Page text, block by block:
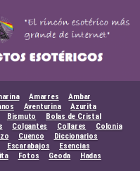
Amarres
Ambar
Aventurina
Azurita
Bismuto
Bolas de Cristal
Colgantes Collares
Colonia
Cuenco
Diccionarios
Escarabajos
Esencias
Fotos Geoda
Hadas